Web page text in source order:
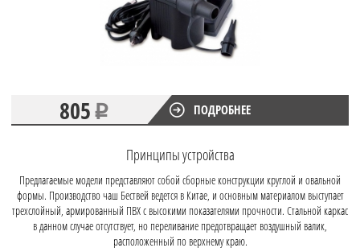
805 ПОДРОБНЕЕ
Принципы устройства
Предлагаемые модели представляют собой сборные конструкции круглой и овальной
формы. Производство чаш Бествей ведется в Китае, и основным материалом выступает
трехслойный, армированный ПВХ с высокими показателями прочности. Стальной каркас
в данном случае отсутствует, но переливание предотвращает воздушный валик,
расположенный по верхнему краю.